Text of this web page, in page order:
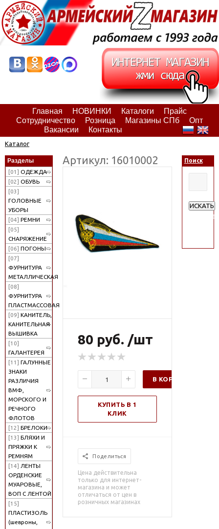
Главная НОВИНКИ Каталоги
Прайс
Сотрудничество
Розница Магазины СПб
Опт
Вакансии
Контакты
Каталог
Разделы
[01] ОДЕЖДА
[02] ОБУВЬ
[03]
ГОЛОВНЫЕ
УБОРЫ
[04] РЕМНИ
[05]
СНАРЯЖЕНИЕ
[06] ПОГОНЫ
[07]
ФУРНИТУРА
МЕТАЛЛИЧЕСКАЯ
[08]
ФУРНИТУРА
ПЛАСТМАССОВАЯ
[09] КАНИТЕЛЬ,
КАНИТЕЛЬНАЯ
ВЫШИВКА
[10]
ГАЛАНТЕРЕЯ
[11] ГАЛУННЫЕ
ЗНАКИ
РАЗЛИЧИЯ
ВМФ,
МОРСКОГО И
РЕЧНОГО
ФЛОТОВ
[12] БРЕЛОКИ
[13] БЛЯХИ И
ПРЯЖКИ К
РЕМНЯМ
[14] ЛЕНТЫ
ОРДЕНСКИЕ
МУАРОВЫЕ,
ВОП С ЛЕНТОЙ
[15]
ПЛАСТИЗОЛЬ
(шевроны,
Артикул: 16010002
80 руб. /шт
В КОРЗИНУ
КУПИТЬ В 1
КЛИК
Поделиться
Цена действительна
только для интернет-
магазина и может
отличаться от цен в
розничных магазинах
Поиск
ИСКАТЬ